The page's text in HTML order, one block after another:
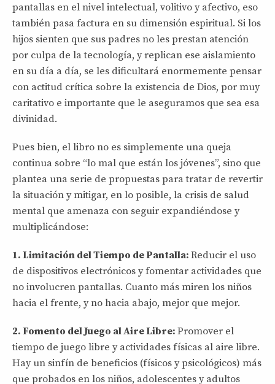
pantallas en el nivel intelectual, volitivo y afectivo, eso
también pasa factura en su dimensión espiritual. Si los
hijos sienten que sus padres no les prestan atención
por culpa de la tecnología, y replican ese aislamiento
en su día a día, se les dificultará enormemente pensar
con actitud crítica sobre la existencia de Dios, por muy
caritativo e importante que le aseguramos que sea esa
divinidad.
Pues bien, el libro no es simplemente una queja
continua sobre “lo mal que están los jóvenes”, sino que
plantea una serie de propuestas para tratar de revertir
la situación y mitigar, en lo posible, la crisis de salud
mental que amenaza con seguir expandiéndose y
multiplicándose:
1. Limitación del Tiempo de Pantalla: Reducir el uso
de dispositivos electrónicos y fomentar actividades que
no involucren pantallas. Cuanto más miren los niños
hacia el frente, y no hacia abajo, mejor que mejor.
2. Fomento del Juego al Aire Libre: Promover el
tiempo de juego libre y actividades físicas al aire libre.
Hay un sinfín de beneficios (físicos y psicológicos) más
que probados en los niños, adolescentes y adultos